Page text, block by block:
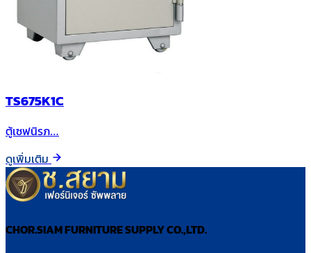
TS675K1C
ตู้เซฟนิรภ…
ดูเพิ่มเติม
CHOR.SIAM FURNITURE SUPPLY CO.,LTD.